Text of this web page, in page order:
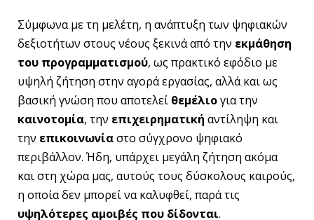
Σύμφωνα με τη μελέτη, η ανάπτυξη των ψηφιακών
δεξιοτήτων στους νέους ξεκινά από την εκμάθηση
του προγραμματισμού, ως πρακτικό εφόδιο με
υψηλή ζήτηση στην αγορά εργασίας, αλλά και ως
βασική γνώση που αποτελεί θεμέλιογια την
καινοτομία, την επιχειρηματική αντίληψη και
την επικοινωνίαστο σύγχρονο ψηφιακό
περιβάλλον. Ήδη, υπάρχει μεγάλη ζήτηση ακόμα
και στη χώρα μας, αυτούς τους δύσκολους καιρούς,
η οποία δεν μπορεί να καλυφθεί, παρά τις
υψηλότερες αμοιβές που δίδονται.